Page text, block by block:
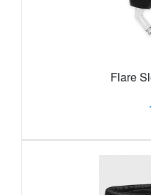
Flare